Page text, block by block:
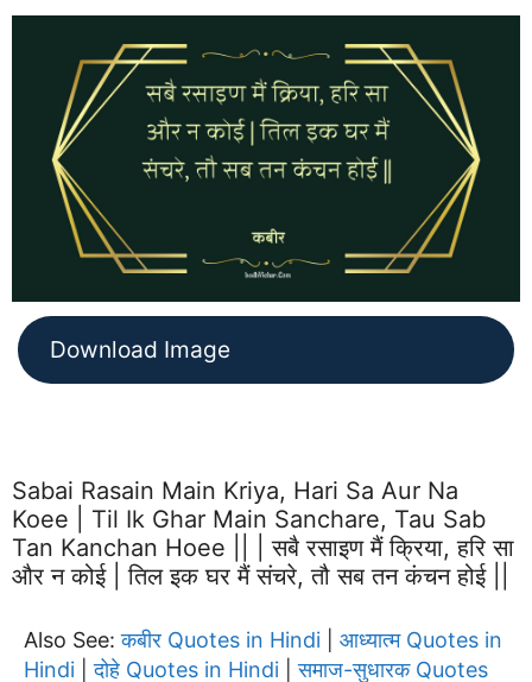
Download Image
Sabai Rasain Main Kriya, Hari Sa Aur Na
Koee | Til Ik Ghar Main Sanchare, Tau Sab
Tan Kanchan Hoee || | सबै रसाइण मैं क्रिया, हरि सा
और न कोई | तिल इक घर मैं संचरे, तौ सब तन कंचन होई ||
Also See:कबीर Quotes in Hindi
आध्यात्म Quotes in
Hindi |दोहे Quotes in Hindi |समाज-सुधारक Quotes